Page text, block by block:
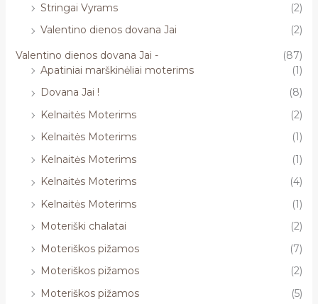
Stringai Vyrams
(2)
Valentino dienos dovana Jai
(2)
Valentino dienos dovana Jai -
(87)
Apatiniai marškinėliai moterims
(1)
Dovana Jai !
(8)
Kelnaitės Moterims
(2)
Kelnaitės Moterims
(1)
Kelnaitės Moterims
(1)
Kelnaitės Moterims
(4)
Kelnaitės Moterims
(1)
Moteriški chalatai
(2)
Moteriškos pižamos
(7)
Moteriškos pižamos
(2)
Moteriškos pižamos
(5)